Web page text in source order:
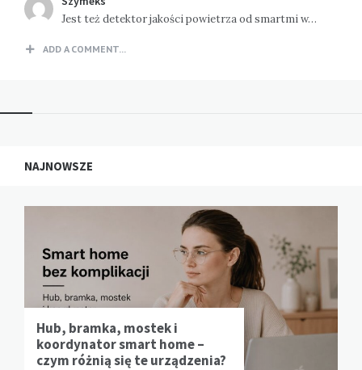
Jest też detektor jakości powietrza od smartmi w…
ADD A COMMENT...
NAJNOWSZE
Hub, bramka, mostek i
koordynator smart home –
czym różnią się te urządzenia?